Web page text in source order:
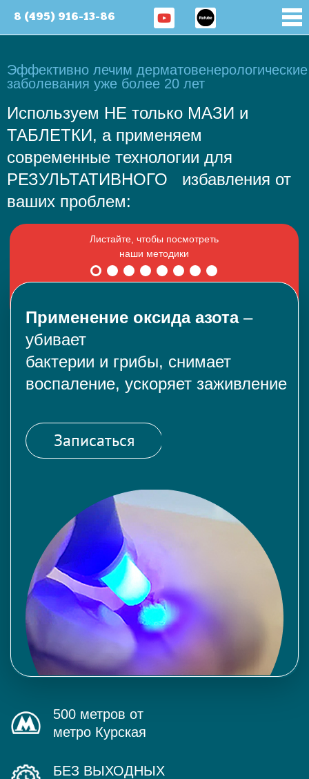
8 (495) 916-13-86
Эффективно лечим дерматовенерологические
заболевания уже более 20 лет
Используем НЕ только МАЗИ и
ТАБЛЕТКИ, а применяем
современные технологии для
РЕЗУЛЬТАТИВНОГО избавления от
ваших проблем:
Применение оксида азота–
убивает
бактерии и грибы, снимает
воспаление, ускоряет заживление
Записаться
500 метров от
метро Курская
БЕЗ ВЫХОДНЫХ